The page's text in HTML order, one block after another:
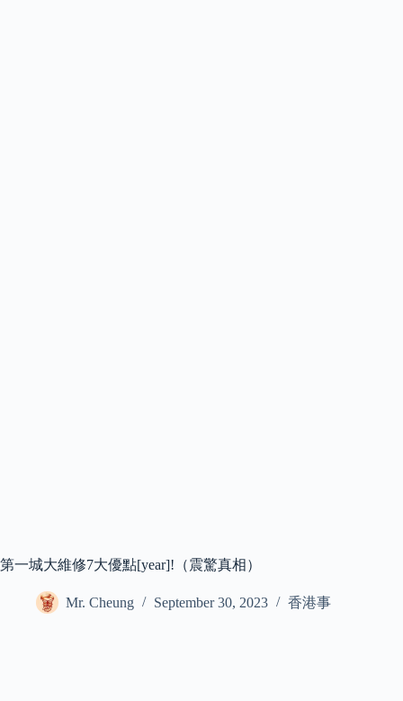
第一城大維修7大優點[year]!（震驚真相）
Mr. Cheung September 30, 2023 香港事